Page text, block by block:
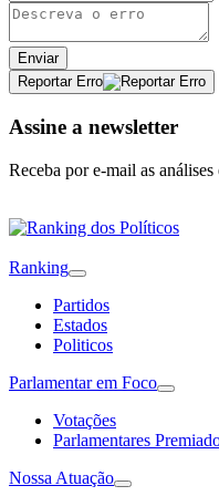
Enviar
Reportar Erro
Assine a newsletter
Receba por e-mail as
Ranking
Partidos
Estados
Politicos
Parlamentar em Foco
Votações
Parlamentares
Nossa Atuação